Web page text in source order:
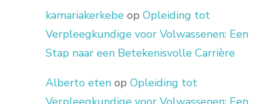
kamariakerkebe op Opleiding tot
Verpleegkundige voor Volwassenen: Een
Stap naar een Betekenisvolle Carrière
Alberto eten op Opleiding tot